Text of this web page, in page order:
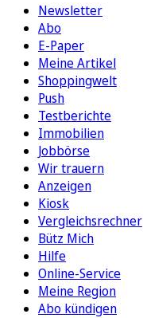
Newsletter
Abo
E-Paper
Meine Artikel
Shoppingwelt
Push
Testberichte
Immobilien
Jobbörse
Wir trauern
Anzeigen
Kiosk
Vergleichsrechner
Bütz Mich
Hilfe
Online-Service
Meine Region
Abo kündigen